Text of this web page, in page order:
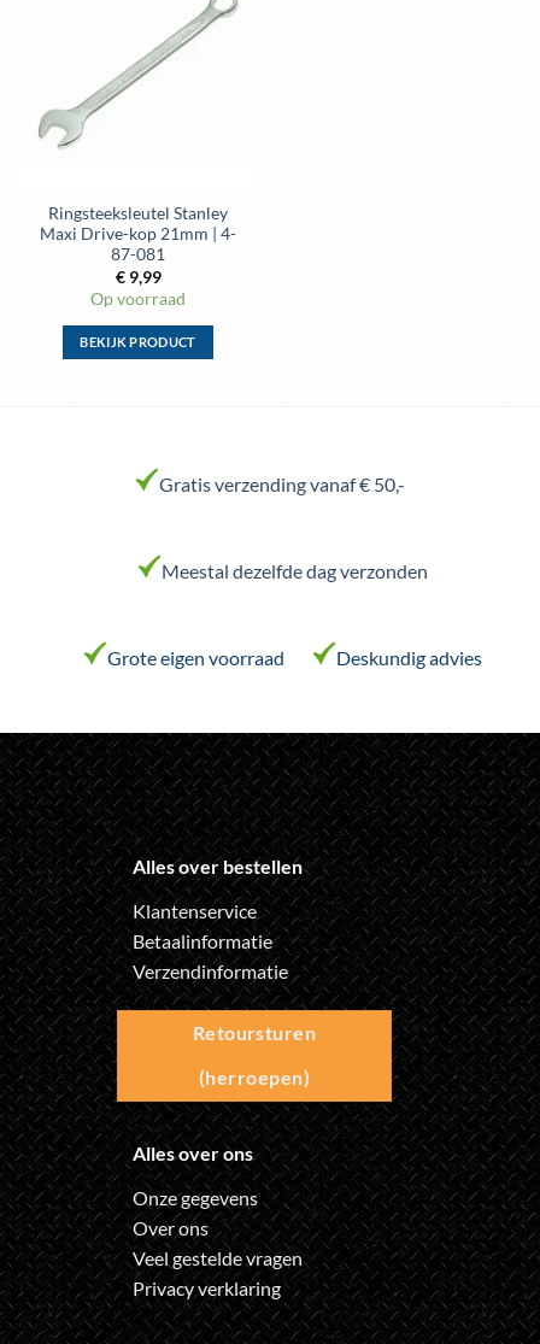
gekozen
worden
Toevoegen
aan
wenslijst
Ringsteeksleutel Stanley
Maxi Drive-kop 21mm | 4-
87-081
€9,99
Op voorraad
BEKIJK PRODUCT
variaties.
Deze
gekozen
de
productpagina
Gratis verzending vanaf € 50,-
Meestal dezelfde dag verzonden
Grote eigen voorraad Deskundig advies
Alles over bestellen
Klantenservice
Betaalinformatie
Verzendinformatie
Retoursturen
(herroepen)
Alles over ons
Onze gegevens
Over ons
Veel gestelde vragen
Privacy verklaring